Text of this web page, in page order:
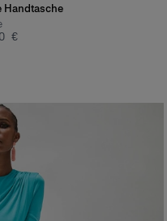
Handtasche
€